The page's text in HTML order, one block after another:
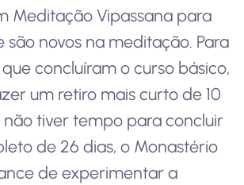
Meditação Vipassana para
são novos na meditação. Para
concluíram o curso básico,
um retiro mais curto de 10
não tiver tempo para concluir
de 26 dias, o Monastério
de experimentar a